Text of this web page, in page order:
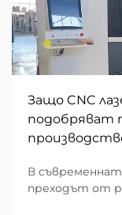
Защо CNC
подобряват
В
преходът от